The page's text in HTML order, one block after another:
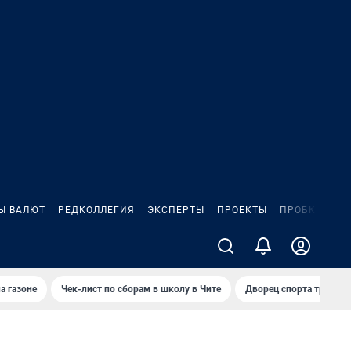
ВАЛЮТ РЕДКОЛЛЕГИЯ ЭКСПЕРТЫ ПРОЕКТЫ ПРОБКИ
газоне Чек-лист по сборам в школу в Чите Дворец спорта